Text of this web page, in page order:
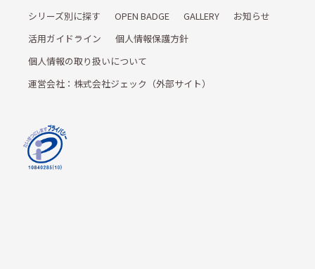
シリーズ別に探す
OPEN BADGE GALLERY
お知らせ
活用ガイドライン
個人情報保護方針
個人情報の取り扱いについて
運営会社：株式会社ジェック（外部サイト）